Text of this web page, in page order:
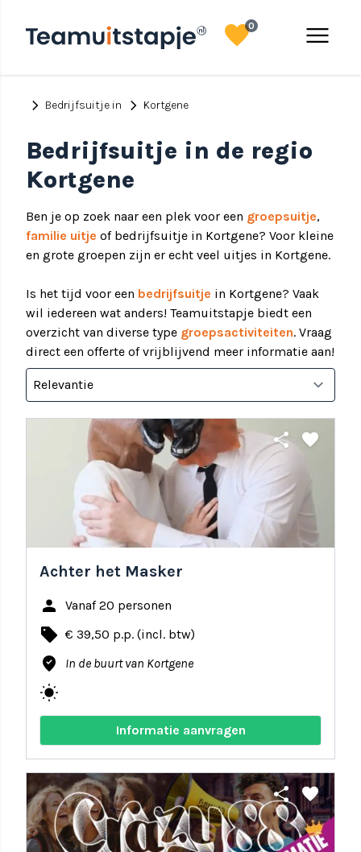
menu
favorite0
chevron_right Bedrijfsuitje in chevron_right Kortgene
Bedrijfsuitje in de regio
Kortgene
Ben je op zoek naar een plek voor een groepsuitje,
familie uitje of bedrijfsuitje in Kortgene? Voor kleine
en grote groepen zijn er echt veel uitjes in Kortgene.
Is het tijd voor een bedrijfsuitje in Kortgene? Vaak
wil iedereen wat anders! Teamuitstapje biedt een
overzicht van diverse type groepsactiviteiten. Vraag
direct een offerte of vrijblijvend meer informatie aan!
share favorite
Achter het Masker
person Vanaf 20 personen
local_offer € 39,50 p.p. (incl. btw)
where_to_vote In de buurt van Kortgene
wb_sunny
Informatie aanvragen
share favorite